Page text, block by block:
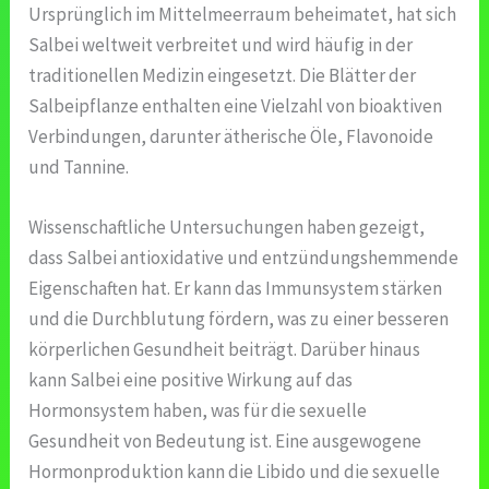
Ursprünglich im Mittelmeerraum beheimatet, hat sich
Salbei weltweit verbreitet und wird häufig in der
traditionellen Medizin eingesetzt. Die Blätter der
Salbeipflanze enthalten eine Vielzahl von bioaktiven
Verbindungen, darunter ätherische Öle, Flavonoide
und Tannine.
Wissenschaftliche Untersuchungen haben gezeigt,
dass Salbei antioxidative und entzündungshemmende
Eigenschaften hat. Er kann das Immunsystem stärken
und die Durchblutung fördern, was zu einer besseren
körperlichen Gesundheit beiträgt. Darüber hinaus
kann Salbei eine positive Wirkung auf das
Hormonsystem haben, was für die sexuelle
Gesundheit von Bedeutung ist. Eine ausgewogene
Hormonproduktion kann die Libido und die sexuelle